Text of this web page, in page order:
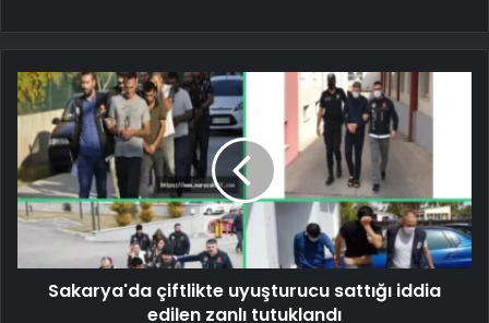
Sakarya'da çiftlikte uyuşturucu sattığı iddia
edilen zanlı tutuklandı